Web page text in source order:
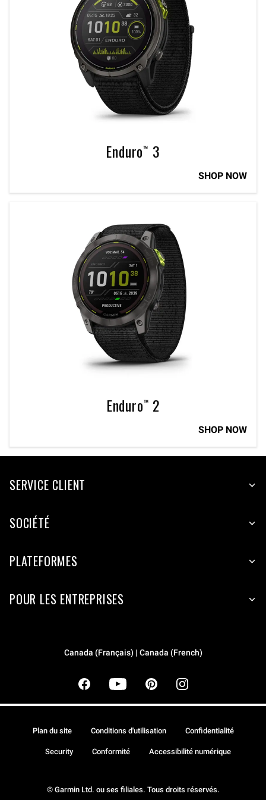
Enduro™ 3
SHOP NOW
Enduro™ 2
SHOP NOW
SERVICE CLIENT
SOCIÉTÉ
PLATEFORMES
POUR LES ENTREPRISES
Canada (Français) | Canada (French)
© Garmin Ltd. ou ses filiales. Tous droits réservés.
Plan du site Conditions d'utilisation Confidentialité
Security Conformité Accessibilité numérique